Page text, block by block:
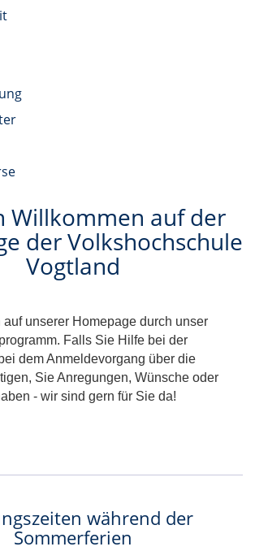
Willkommen auf der
der Volkshochschule
Vogtland
auf unserer Homepage durch unser
Falls Sie Hilfe bei der
dem Anmeldevorgang über die
Sie Anregungen, Wünsche oder
- wir sind gern für Sie da!
während der
Sommerferien